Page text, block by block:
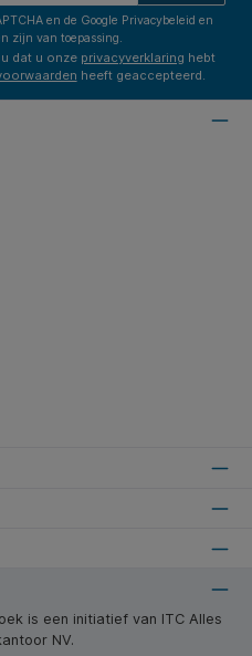
en de Google Privacybeleid en
zijn van toepassing.
dat u onze privacyverklaring hebt
heeft geaccepteerd.
is een initiatief van ITC Alles
NV.